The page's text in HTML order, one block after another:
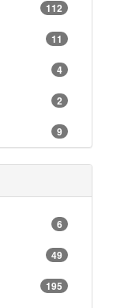
*
*
*
*
*
*
112
11
4
2
9
15
28
6
1
1
6
49
195